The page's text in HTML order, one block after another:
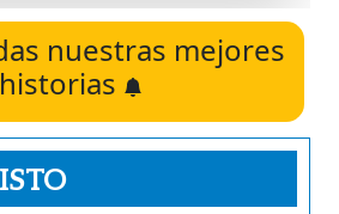
nuestras mejores
historias